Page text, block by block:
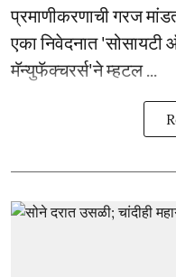
प्रमाणीकरणाची गरज
एका निवेदनात
मॅन्युफॅक्चरर्स'ने म्हटल ...